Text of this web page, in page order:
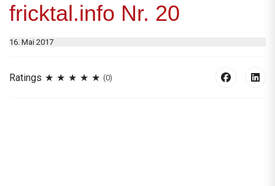
fricktal.info Nr. 20
16. Mai 2017
Ratings (0)